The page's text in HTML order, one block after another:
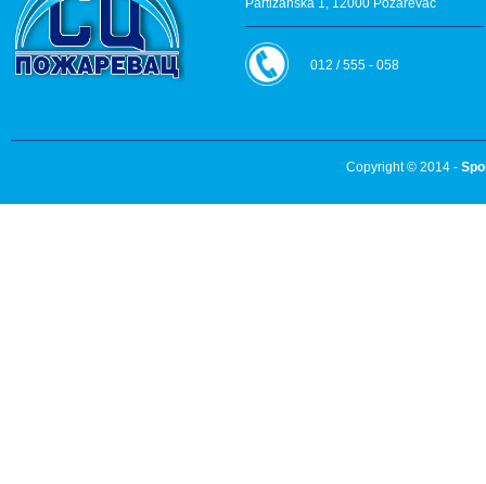
Partizanska 1, 12000 Požarevac
012 / 555 - 058
Copyright © 2014 -